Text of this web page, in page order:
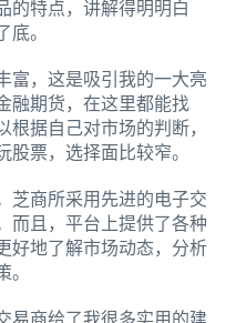
的特点，讲解得明明白
底。
富，这是吸引我的一大亮
融期货，在这里都能找
据自己对市场的判断，
股票，选择面比较窄。
芝商所采用先进的电子交
而且，平台上提供了各种
好地了解市场动态，分析
。